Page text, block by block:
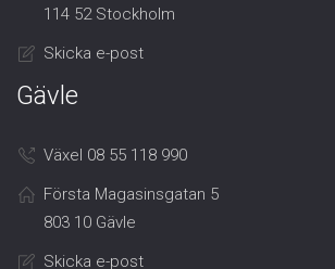
114 52 Stockholm
Skicka e-post
Gävle
Växel 08 55 118 990
Första Magasinsgatan 5
803 10 Gävle
Skicka e-post